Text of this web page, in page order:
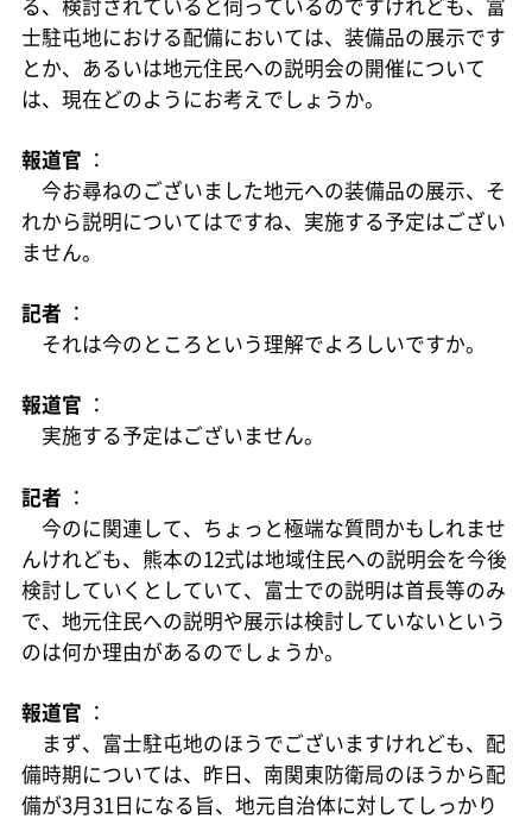
る、検討されていると伺っているのですけれども、富
士駐屯地における配備においては、装備品の展示です
とか、あるいは地元住民への説明会の開催について
は、現在どのようにお考えでしょうか。
報道官 ：
今お尋ねのございました地元への装備品の展示、そ
れから説明についてはですね、実施する予定はござい
ません。
記者 ：
それは今のところという理解でよろしいですか。
報道官 ：
実施する予定はございません。
記者 ：
今のに関連して、ちょっと極端な質問かもしれませ
んけれども、熊本の12式は地域住民への説明会を今後
検討していくとしていて、富士での説明は首長等のみ
で、地元住民への説明や展示は検討していないという
のは何か理由があるのでしょうか。
報道官 ：
まず、富士駐屯地のほうでございますけれども、配
備時期については、昨日、南関東防衛局のほうから配
備が3月31日になる旨、地元自治体に対してしっかり